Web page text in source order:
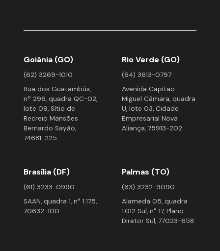
Goiânia (GO)
(62) 3269-1010
Rua dos Guatambús,
nº 296, quadra QC-02,
lote 09, Sítio de
Recreio Mansões
Bernardo Sayão,
74681-225.
Rio Verde (GO)
(64) 3613-0797
Avenida Capitão
Miguel Câmara, quadra
U, lote 03, Cidade
Empresarial Nova
Aliança, 75913-202.
Brasília (DF)
(61) 3233-0990
SAAN, quadra 1, n° 1.175,
70632-100.
Palmas (TO)
(63) 3232-9090
Alameda 05, quadra
1.012 Sul, n° 17, Plano
Diretor Sul, 77023-658.